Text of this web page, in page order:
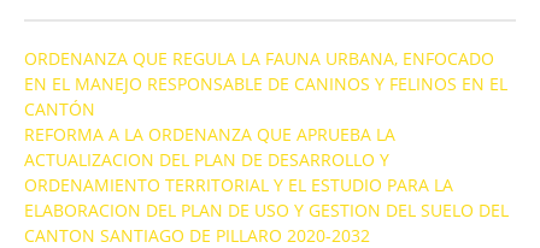
ORDENANZA QUE REGULA LA FAUNA URBANA, ENFOCADO
EN EL MANEJO RESPONSABLE DE CANINOS Y FELINOS EN EL
CANTÓN
REFORMA A LA ORDENANZA QUE APRUEBA LA
ACTUALIZACION DEL PLAN DE DESARROLLO Y
ORDENAMIENTO TERRITORIAL Y EL ESTUDIO PARA LA
ELABORACION DEL PLAN DE USO Y GESTION DEL SUELO DEL
CANTON SANTIAGO DE PILLARO 2020-2032